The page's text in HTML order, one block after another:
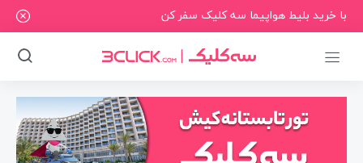
با خرید بلیط هواپیما سه کلیک سفر کن